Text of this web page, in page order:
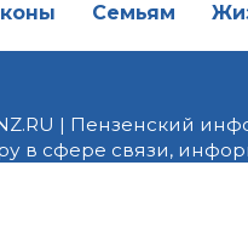
Семьям
| Пензенский
в сфере связи,